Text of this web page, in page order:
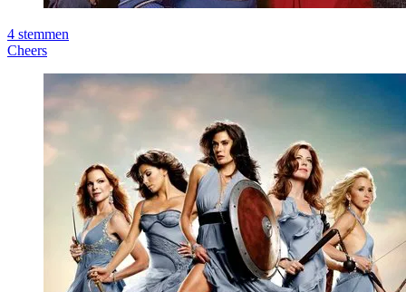
4 stemmen
Cheers